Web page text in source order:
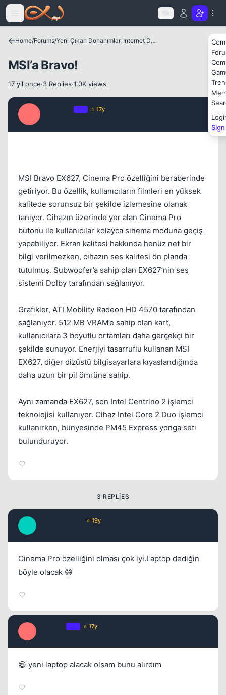
Icerige atla
TR
Home/Forums/ Yeni Çıkan Donanımlar, Internet Dünyası ve Benzer Konular
MSI’a Bravo!
17 yil once·3 Replies·1.0K views
⭐ 17y
MSI Bravo EX627, Cinema Pro özelliğini beraberinde
getiriyor. Bu özellik, kullanıcıların filmleri en yüksek
kalitede sorunsuz bir şekilde izlemesine olanak
tanıyor. Cihazın üzerinde yer alan Cinema Pro
butonu ile kullanıcılar kolayca sinema moduna geçiş
yapabiliyor. Ekran kalitesi hakkında henüz net bir
bilgi verilmezken, cihazın ses kalitesi ön planda
tutulmuş. Subwoofer’a sahip olan EX627’nin ses
sistemi Dolby tarafından sağlanıyor.
Grafikler, ATI Mobility Radeon HD 4570 tarafından
sağlanıyor. 512 MB VRAM’e sahip olan kart,
kullanıcılara 3 boyutlu ortamları daha gerçekçi bir
şekilde sunuyor. Enerjiyi tasarruflu kullanan MSI
EX627, diğer dizüstü bilgisayarlara kıyaslandığında
daha uzun bir pil ömrüne sahip.
Aynı zamanda EX627, son Intel Centrino 2 işlemci
teknolojisi kullanıyor. Cihaz Intel Core 2 Duo işlemci
kullanırken, bünyesinde PM45 Express yonga seti
bulunduruyor.
3 REPLIES
⭐ 19y
Cinema Pro özelliğini olması çok iyi.Laptop dediğin
böyle olacak 😄
Kapat
⭐ 17y
😄 yeni laptop alacak olsam bunu alırdım